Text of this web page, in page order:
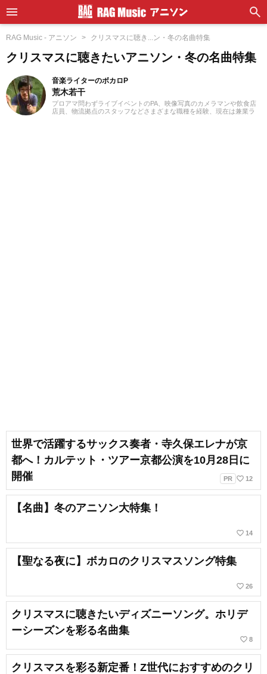
RAG Music - アニソン クリスマスに聴き...ン・冬の名曲特集
クリスマスに聴きたいアニソン・冬の名曲特集
音楽ライターのボカロP
荒木若干
プロアマ問わずライブイベントのPA、映像写真のカメラマンや飲食店
店員、物流拠点のスタッフなどさまざまな職種を経験、現在は兼業ラ
世界で活躍するサックス奏者・寺久保エレナが京
都へ！カルテット・ツアー京都公演を10月28日に
開催
PR favorite_border 12
【名曲】冬のアニソン大特集！
favorite_border 14
【聖なる夜に】ボカロのクリスマスソング特集
favorite_border 26
クリスマスに聴きたいディズニーソング。ホリデ
ーシーズンを彩る名曲集
favorite_border 8
クリスマスを彩る新定番！Z世代におすすめのクリ